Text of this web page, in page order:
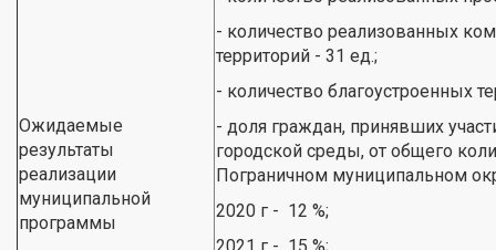
Ожидаемые
результаты
реализации
муниципальной
программы
- количество реализованных
территорий - 31 ед.;
- количество благоустроенных
- доля граждан, принявших
городской среды, от общего
Пограничном муниципальном
2020 г - 12 %;